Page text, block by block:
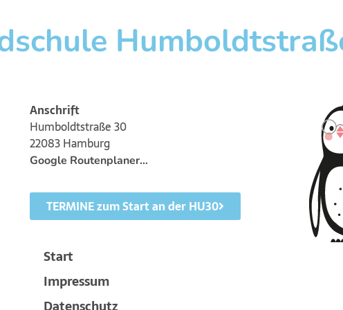
Anschrift
Humboldtstraße 30
22083 Hamburg
Google Routenplaner…
TERMINE zum Start an der HU30
Start
Impressum